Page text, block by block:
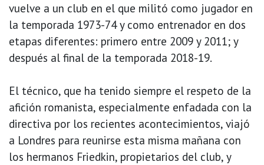
vuelve a un club en el que militó como jugador en
la temporada 1973-74 y como entrenador en dos
etapas diferentes: primero entre 2009 y 2011; y
después al final de la temporada 2018-19.
El técnico, que ha tenido siempre el respeto de la
afición romanista, especialmente enfadada con la
directiva por los recientes acontecimientos, viajó
a Londres para reunirse esta misma mañana con
los hermanos Friedkin, propietarios del club, y